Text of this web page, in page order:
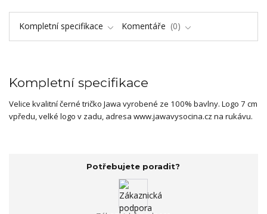
Kompletní specifikace Komentáře 0
Kompletní specifikace
Velice kvalitní černé tričko Jawa vyrobené ze 100% bavlny. Logo 7 cm
vpředu, velké logo v zadu, adresa www.jawavysocina.cz na rukávu.
Potřebujete poradit?